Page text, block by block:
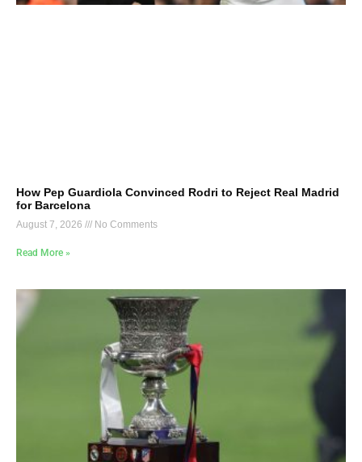
How Pep Guardiola Convinced Rodri to Reject Real Madrid
for Barcelona
August 7, 2026 No Comments
Read More »